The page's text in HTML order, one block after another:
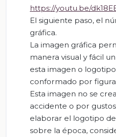
https://youtu.be/
El siguiente paso, el
gráfica.
La imagen gráfica
manera visual y fácil
esta imagen o
conformado por
Esta imagen no se
accidente o por
elaborar el logotipo
sobre la época,